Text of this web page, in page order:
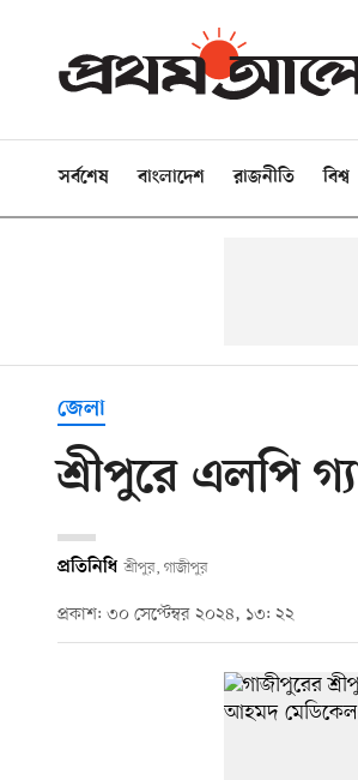
সর্বশেষ বাংলাদেশ রাজনীতি বিশ্ব
জেলা
শ্রীপুরে এলপি
প্রতিনিধি শ্রীপুর, গাজীপুর
প্রকাশ: ৩০ সেপ্টেম্বর ২০২৪, ১৩: ২২